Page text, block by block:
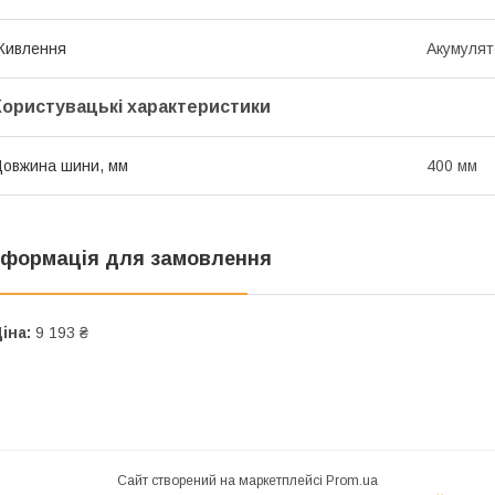
характеристики
шини, мм 400 мм
для замовлення
9 193 ₴
Сайт створений на маркетплейсі Prom.ua